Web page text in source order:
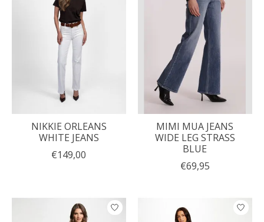
NIKKIE ORLEANS
WHITE JEANS
€149,00
MIMI MUA JEANS
WIDE LEG STRASS
BLUE
€69,95